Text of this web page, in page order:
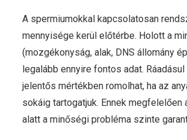
A spermiumokkal kapcsolatosan
mennyisége kerül előtérbe. Holott a
(mozgékonyság, alak, DNS állomány
legalább ennyire fontos adat.
jelentős mértékben romolhat, ha az
sokáig tartogatjuk. Ennek megfelelően
alatt a minőségi probléma szinte